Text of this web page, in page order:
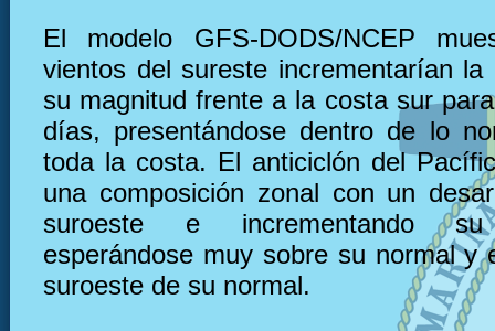
El modelo GFS-DODS/NCEP
vientos del sureste incrementarían la
su magnitud frente a la costa sur
días, presentándose dentro de lo
toda la costa. El anticiclón del
una composición zonal con un
suroeste e incrementando su
esperándose muy sobre su normal y
suroeste de su normal.